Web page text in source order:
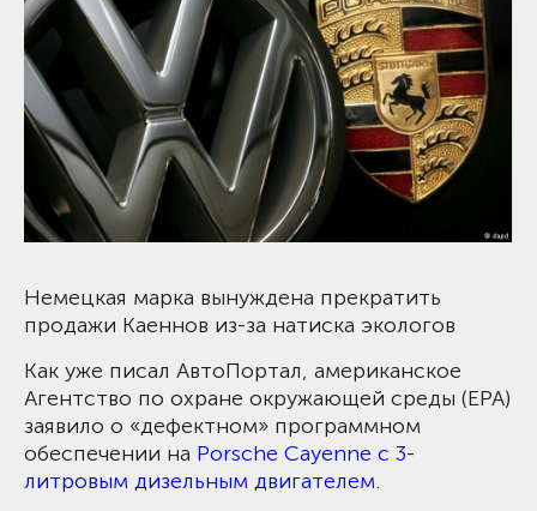
Немецкая марка вынуждена прекратить
продажи Каеннов из-за натиска экологов
Как уже писал АвтоПортал, американское
Агентство по охране окружающей среды (EPA)
заявило о «дефектном» программном
обеспечении на Porsche Cayenne с 3-
литровым дизельным двигателем.